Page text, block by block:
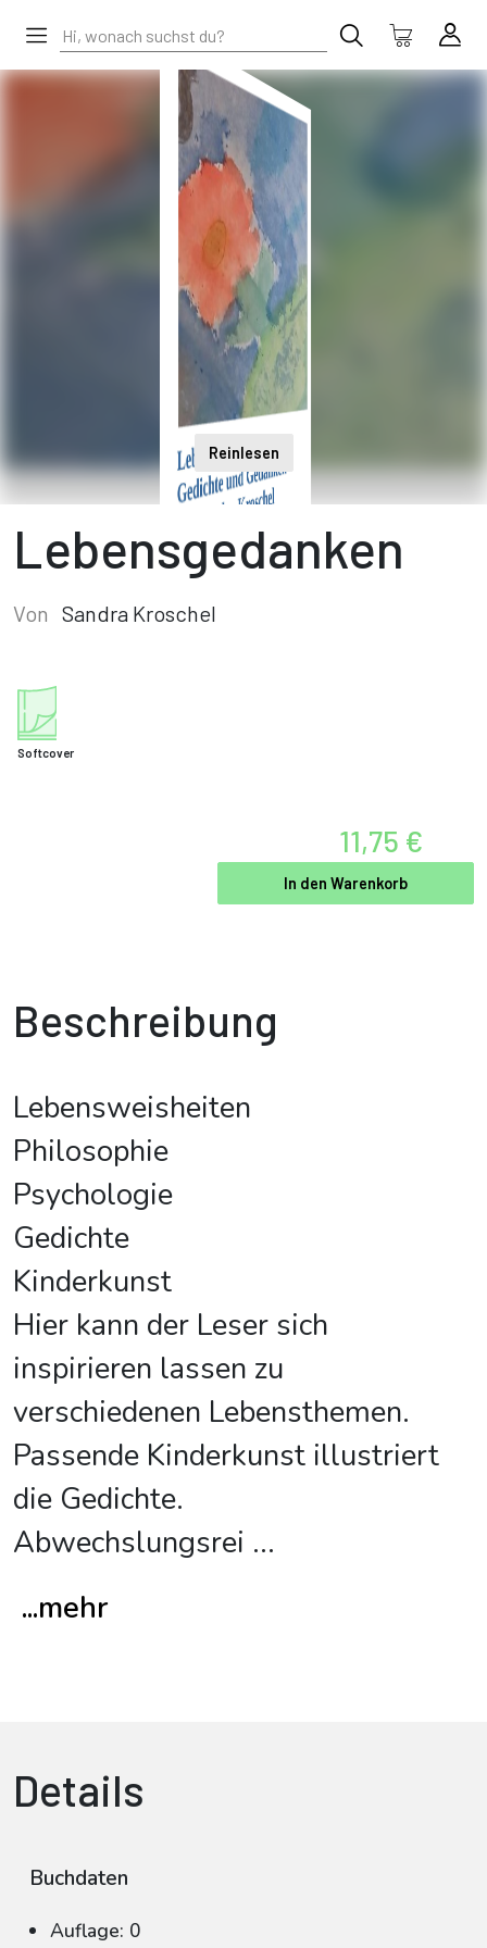
Reinlesen
Lebensgedanken
Von Sandra Kroschel
Softcover
11,75 €
In den Warenkorb
Beschreibung
Lebensweisheiten
Philosophie
Psychologie
Gedichte
Kinderkunst
Hier kann der Leser sich
inspirieren lassen zu
verschiedenen Lebensthemen.
Passende Kinderkunst illustriert
die Gedichte.
Abwechslungsrei ...
...mehr
Details
Buchdaten
Auflage: 0